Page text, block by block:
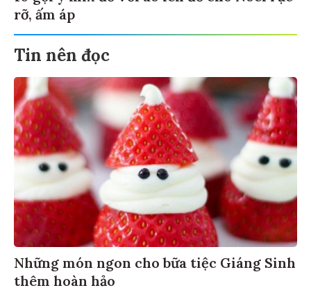
rỡ, ấm áp
Tin nên đọc
Những món ngon cho bữa tiệc Giáng Sinh
thêm hoàn hảo